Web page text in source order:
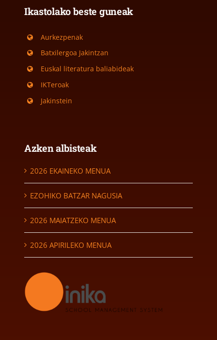
Ikastolako beste guneak
Aurkezpenak
Batxilergoa Jakintzan
Euskal literatura baliabideak
IKTeroak
Jakinstein
Azken albisteak
2026 EKAINEKO MENUA
EZOHIKO BATZAR NAGUSIA
2026 MAIATZEKO MENUA
2026 APIRILEKO MENUA